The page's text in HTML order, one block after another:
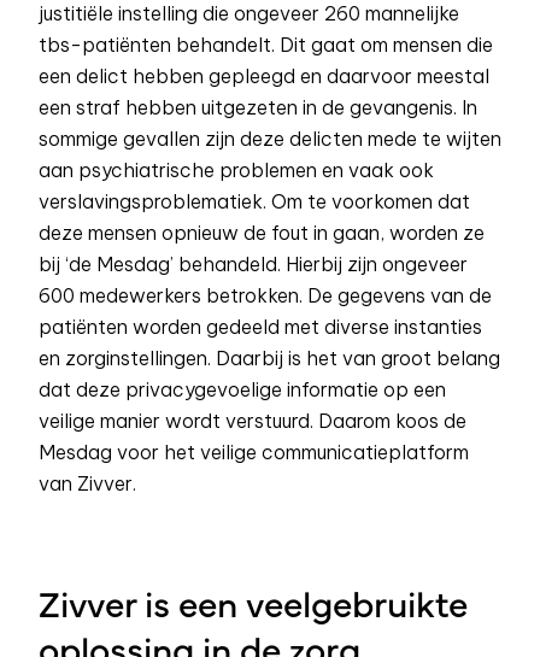
justitiële instelling die ongeveer 260 mannelijke
tbs-patiënten behandelt. Dit gaat om mensen die
een delict hebben gepleegd en daarvoor meestal
een straf hebben uitgezeten in de gevangenis. In
sommige gevallen zijn deze delicten mede te wijten
aan psychiatrische problemen en vaak ook
verslavingsproblematiek. Om te voorkomen dat
deze mensen opnieuw de fout in gaan, worden ze
bij ‘de Mesdag’ behandeld. Hierbij zijn ongeveer
600 medewerkers betrokken. De gegevens van de
patiënten worden gedeeld met diverse instanties
en zorginstellingen. Daarbij is het van groot belang
dat deze privacygevoelige informatie op een
veilige manier wordt verstuurd. Daarom koos de
Mesdag voor het veilige communicatieplatform
van Zivver.
Zivver is een veelgebruikte